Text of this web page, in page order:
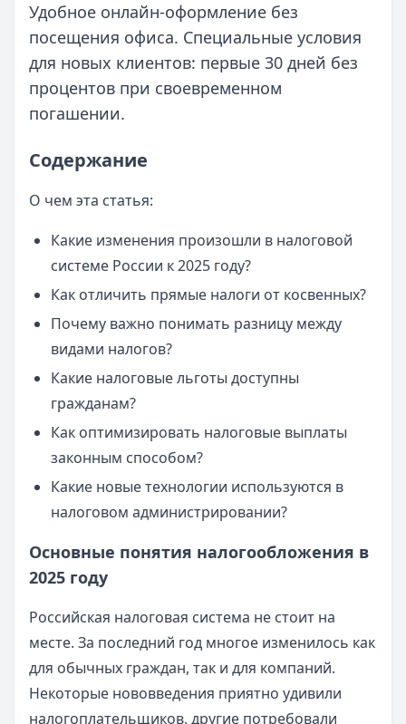
Удобное онлайн-оформление без
посещения офиса. Специальные условия
для новых клиентов: первые 30 дней без
процентов при своевременном
погашении.
Содержание
О чем эта статья:
Какие изменения произошли в налоговой
системе России к 2025 году?
Как отличить прямые налоги от косвенных?
Почему важно понимать разницу между
видами налогов?
Какие налоговые льготы доступны
гражданам?
Как оптимизировать налоговые выплаты
законным способом?
Какие новые технологии используются в
налоговом администрировании?
Основные понятия налогообложения в
2025 году
Российская налоговая система не стоит на
месте. За последний год многое изменилось как
для обычных граждан, так и для компаний.
Некоторые нововведения приятно удивили
налогоплательщиков, другие потребовали